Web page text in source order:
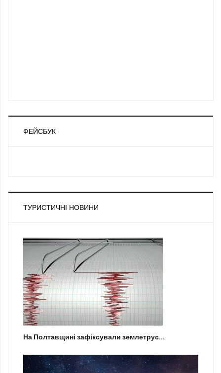
ФЕЙСБУК
ТУРИСТИЧНІ НОВИНИ
На Полтавщині зафіксували землетрус...